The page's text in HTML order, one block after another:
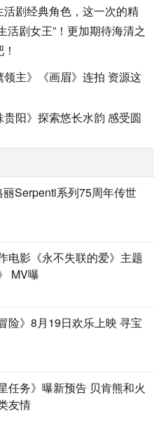
剧经典角色，这一次的精
活剧女王”！更加期待海清之
主》《画眉》连拍 资源这
阳》探索悠长水韵 感受圆
丽Serpenti系列75周年传世
电影《永不失联的爱》主题
MV曝
险》8月19日欢乐上映 寻宝
任务》曝新预告 贝肯熊和火
友情